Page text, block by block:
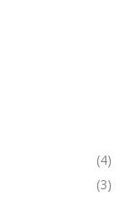
(4)
(3)